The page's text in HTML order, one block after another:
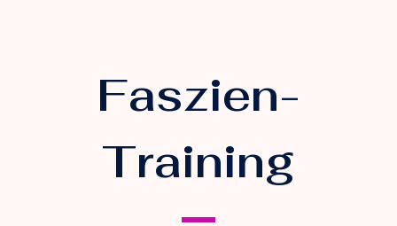
Faszien-
Training